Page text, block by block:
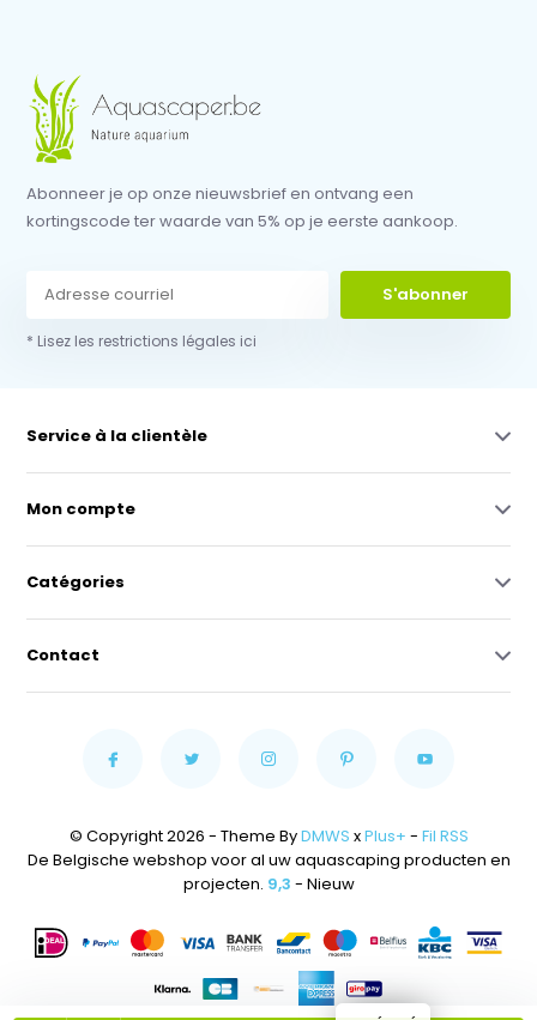
Abonneer je op onze nieuwsbrief en ontvang een
kortingscode ter waarde van 5% op je eerste aankoop.
S'abonner
* Lisez les restrictions légales ici
Service à la clientèle
Mon compte
Catégories
Contact
© Copyright 2026 - Theme ByDMWS xPlus+ - Fil RSS
De Belgische webshop voor al uw aquascaping producten en
projecten. 9,3 - Nieuw